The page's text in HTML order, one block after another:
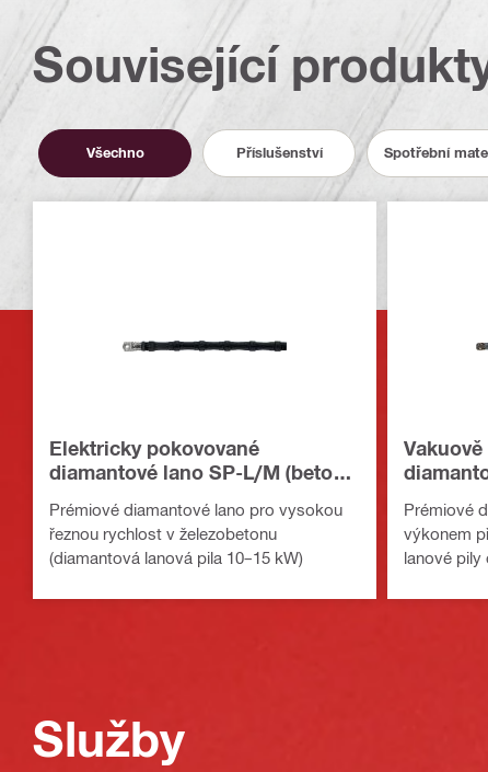
Související
Všechno Příslušenství Spotřební
Elektricky pokovované
diamantové lano SP-L/M (beton
Prémiové diamantové lano pro vysokou
řeznou rychlost v železobetonu
(diamantová lanová pila 10–15 kW)
Prémiové
výkonem
lanové pily
Služby